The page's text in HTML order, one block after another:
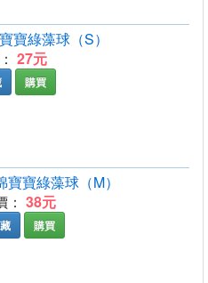
寶綠藻球（S）
27元
購買
寶寶綠藻球（M）
： 38元
購買